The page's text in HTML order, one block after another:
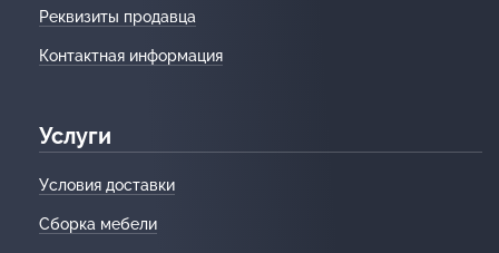
Реквизиты продавца
Контактная информация
Услуги
Условия доставки
Сборка мебели